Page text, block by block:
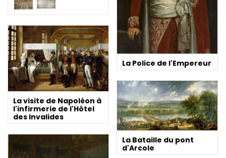
La Police de l'Empereur
La visite de Napoléon à
l'infirmerie de l'Hôtel
des Invalides
La Bataille du pont
d'Arcole